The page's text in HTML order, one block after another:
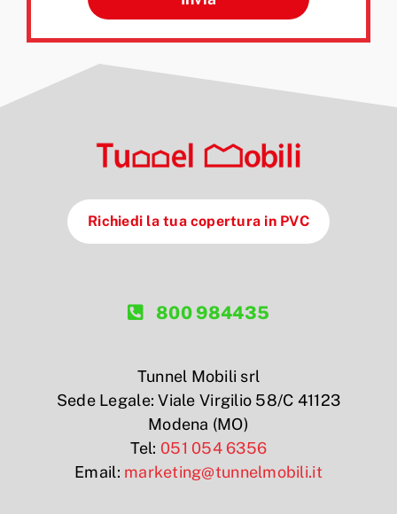
Richiedi la tua copertura in PVC
800 984435
Tunnel Mobili srl
Sede Legale: Viale Virgilio 58/C 41123
Modena (MO)
Tel: 051 054 6356
Email: marketing@tunnelmobili.it